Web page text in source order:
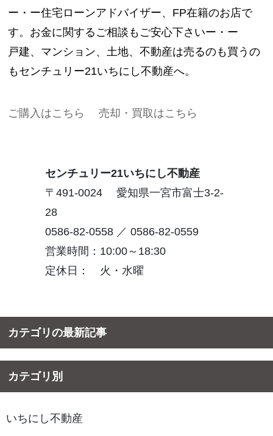
ー・ー住宅ローンアドバイザー、FP在籍のお店で
す。お金に関するご相談もご安心下さいー・ー
戸建、マンション、土地、不動産は売るのも買うの
もセンチュリー21いちにし不動産へ。
ご購入はこちら 売却・買取はこちら
センチュリー21いちにし不動産
〒491-0024 愛知県一宮市富士3-2-
28
0586-82-0558 ／ 0586-82-0559
営業時間：10:00～18:30
定休日： 火・水曜
カテゴリの最新記事
カテゴリ別
いちにし不動産